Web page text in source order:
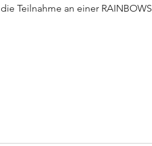
die Teilnahme an einer RAINBOWS